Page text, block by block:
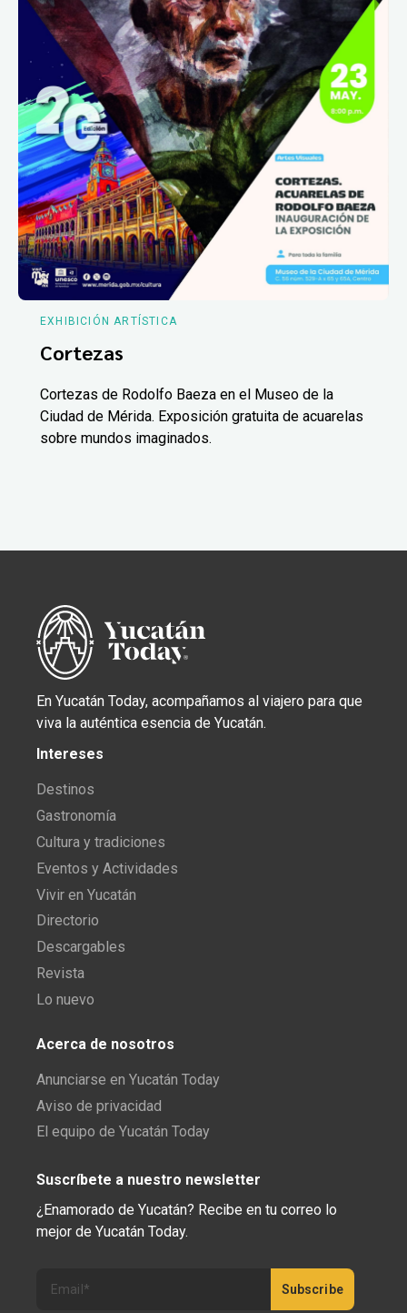
EXHIBICIÓN ARTÍSTICA
Cortezas
Cortezas de Rodolfo Baeza en el Museo de la
Ciudad de Mérida. Exposición gratuita de acuarelas
sobre mundos imaginados.
En Yucatán Today, acompañamos al viajero para que
viva la auténtica esencia de Yucatán.
Intereses
Destinos
Gastronomía
Cultura y tradiciones
Eventos y Actividades
Vivir en Yucatán
Directorio
Descargables
Revista
Lo nuevo
Acerca de nosotros
Anunciarse en Yucatán Today
Aviso de privacidad
El equipo de Yucatán Today
Suscríbete a nuestro newsletter
¿Enamorado de Yucatán? Recibe en tu correo lo
mejor de Yucatán Today.